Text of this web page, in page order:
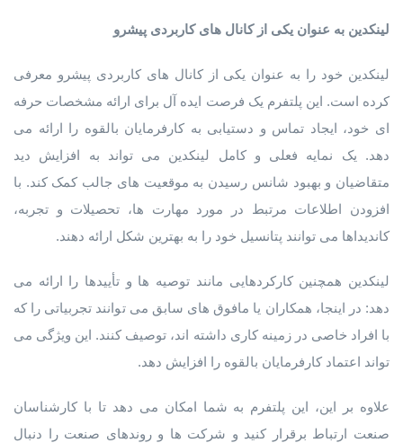
لینکدین به عنوان یکی از کانال های کاربردی پیشرو
لینکدین خود را به عنوان یکی از کانال های کاربردی پیشرو معرفی
کرده است. این پلتفرم یک فرصت ایده آل برای ارائه مشخصات حرفه
ای خود، ایجاد تماس و دستیابی به کارفرمایان بالقوه را ارائه می
دهد. یک نمایه فعلی و کامل لینکدین می تواند به افزایش دید
متقاضیان و بهبود شانس رسیدن به موقعیت های جالب کمک کند. با
افزودن اطلاعات مرتبط در مورد مهارت ها، تحصیلات و تجربه،
کاندیداها می توانند پتانسیل خود را به بهترین شکل ارائه دهند.
لینکدین همچنین کارکردهایی مانند توصیه ها و تأییدها را ارائه می
دهد: در اینجا، همکاران یا مافوق های سابق می توانند تجربیاتی را که
با افراد خاصی در زمینه کاری داشته اند، توصیف کنند. این ویژگی می
تواند اعتماد کارفرمایان بالقوه را افزایش دهد.
علاوه بر این، این پلتفرم به شما امکان می دهد تا با کارشناسان
صنعت ارتباط برقرار کنید و شرکت ها و روندهای صنعت را دنبال